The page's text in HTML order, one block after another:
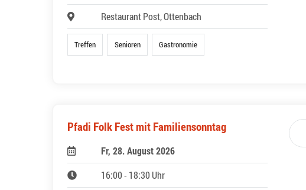
Restaurant Post, Ottenbach
Treffen Senioren Gastronomie
Pfadi Folk Fest mit Familiensonntag
Fr, 28. August 2026
16:00 - 18:30 Uhr